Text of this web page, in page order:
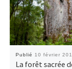
Publié 10 février
La forêt sacrée